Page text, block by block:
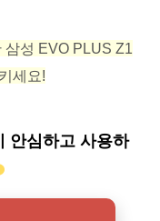
삼성 EVO PLUS Z1
세요!
안심하고 사용하